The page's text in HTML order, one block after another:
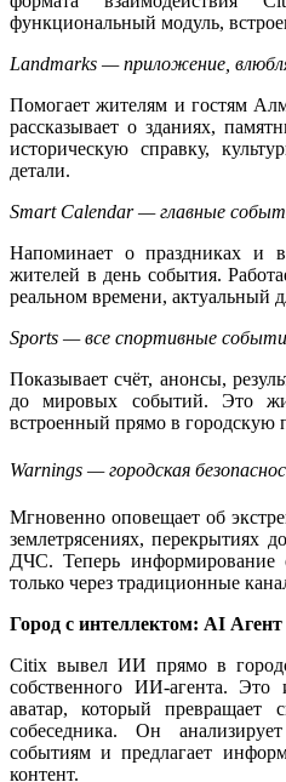
функциональный модуль,
Landmarks — приложение,
Помогает жителям и гостям
рассказывает о зданиях,
историческую справку,
детали.
Smart Calendar — главные
Напоминает о праздниках и
жителей в день события.
реальном времени, актуальный
Sports — все спортивные
Показывает счёт, анонсы,
до мировых событий. Это
встроенный прямо в городскую
Warnings — городская
Мгновенно оповещает об
землетрясениях, перекрытиях
ДЧС. Теперь информирование
только через традиционные
Город с интеллектом: AI
Citix вывел ИИ прямо в
собственного ИИ-агента. Это
аватар, который превращает
собеседника. Он
событиям и предлагает
контент.